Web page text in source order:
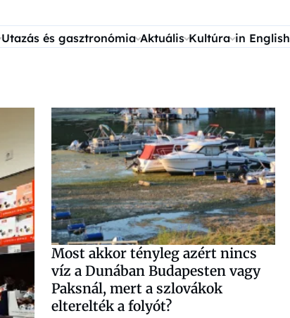
Utazás és gasztronómia Aktuális Kultúra in English
Most akkor tényleg azért nincs
víz a Dunában Budapesten vagy
Paksnál, mert a szlovákok
elterelték a folyót?